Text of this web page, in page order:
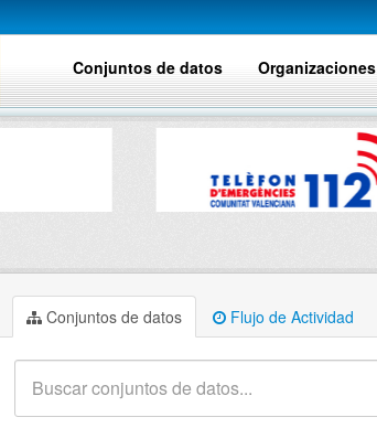
Conjuntos de datos Organizaciones
Conjuntos de datos Flujo de Actividad